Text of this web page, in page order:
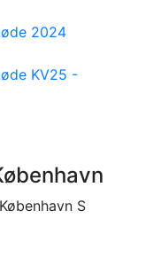
2024
KV25 -
S